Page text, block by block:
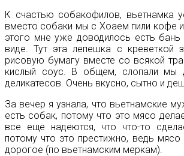
К счастью собакофилов, вьетнамка
вместо собаки мы с Хоаем пили кофе
этого мне уже доводилось есть
виде. Тут эта лепешка с креветкой
рисовую бумагу вместе со всякой
кислый соус. В общем, слопали мы
деликатесов. Очень вкусно, сытно и
За вечер я узнала, что вьетнамские
есть собак, потому что это мясо
все еще надеются, что что-то
потому что это престижно, ведь
дорогое (по вьетнамским меркам).